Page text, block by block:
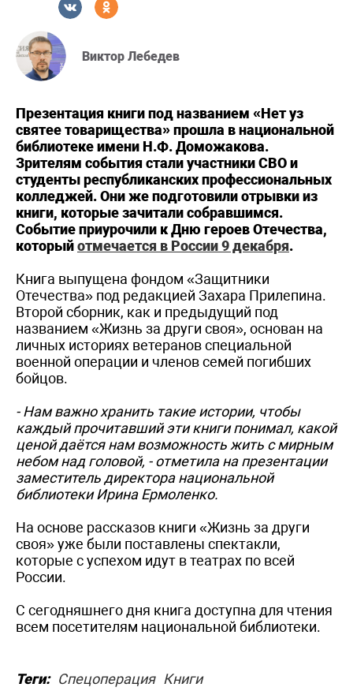
Виктор Лебедев
Презентация книги под названием «Нет уз
святее товарищества» прошла в национальной
библиотеке имени Н.Ф. Доможакова.
Зрителям события стали участники СВО и
студенты республиканских профессиональных
колледжей. Они же подготовили отрывки из
книги, которые зачитали собравшимся.
Событие приурочили к Дню героев Отечества,
которыйотмечается в России 9 декабря.
Книга выпущена фондом «Защитники
Отечества» под редакцией Захара Прилепина.
Второй сборник, как и предыдущий под
названием «Жизнь за други своя», основан на
личных историях ветеранов специальной
военной операции и членов семей погибших
бойцов.
- Нам важно хранить такие истории, чтобы
каждый прочитавший эти книги понимал, какой
ценой даётся нам возможность жить с мирным
небом над головой, - отметила на презентации
заместитель директора национальной
библиотеки Ирина Ермоленко.
На основе рассказов книги «Жизнь за други
своя» уже были поставлены спектакли,
которые с успехом идут в театрах по всей
России.
С сегодняшнего дня книга доступна для чтения
всем посетителям национальной библиотеки.
Теги: Спецоперация Книги